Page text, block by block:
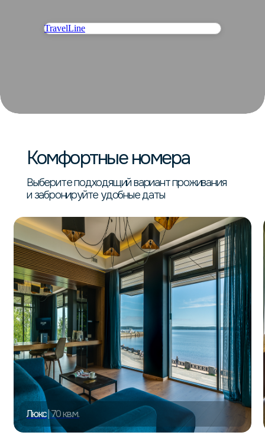
TravelLine
Выберите подходящий вариант проживания
и забронируйте удобные даты
Комфортные номера
Люкс| 70 кв.м.